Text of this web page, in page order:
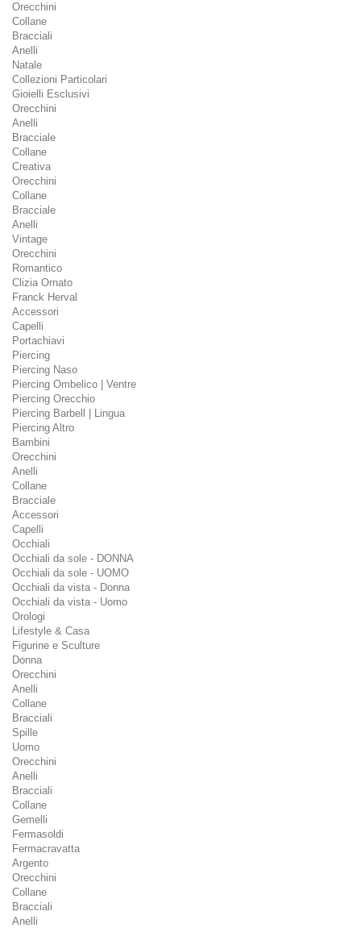
Orecchini
Collane
Bracciali
Anelli
Natale
Collezioni Particolari
Gioielli Esclusivi
Orecchini
Anelli
Bracciale
Collane
Creativa
Orecchini
Collane
Bracciale
Anelli
Vintage
Orecchini
Romantico
Clizia Ornato
Franck Herval
Accessori
Capelli
Portachiavi
Piercing
Piercing Naso
Piercing Ombelico | Ventre
Piercing Orecchio
Piercing Barbell | Lingua
Piercing Altro
Bambini
Orecchini
Anelli
Collane
Bracciale
Accessori
Capelli
Occhiali
Occhiali da sole - DONNA
Occhiali da sole - UOMO
Occhiali da vista - Donna
Occhiali da vista - Uomo
Orologi
Lifestyle & Casa
Figurine e Sculture
Donna
Orecchini
Anelli
Collane
Bracciali
Spille
Uomo
Orecchini
Anelli
Bracciali
Collane
Gemelli
Fermasoldi
Fermacravatta
Argento
Orecchini
Collane
Bracciali
Anelli